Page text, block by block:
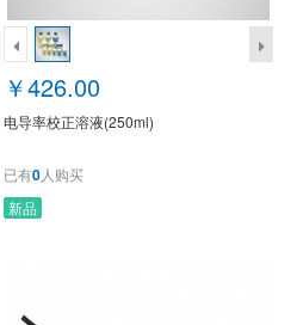
￥426.00
电导率校正溶液(250ml)
已有0人购买
新品